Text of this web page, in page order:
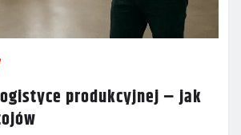
produkcyjnej – jak